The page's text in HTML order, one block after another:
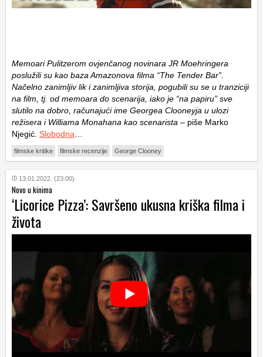
Memoari Pulitzerom ovjenčanog novinara JR Moehringera
poslužili su kao baza Amazonova filma “The Tender Bar”.
Načelno zanimljiv lik i zanimljiva storija, pogubili su se u tranziciji
na film, tj. od memoara do scenarija, iako je “na papiru” sve
slutilo na dobro, računajući ime Georgea Clooneyja u ulozi
režisera i Williama Monahana kao scenarista – piše Marko
Njegić. Slobodna
filmske kritike filmske recenzije George Clooney
13.01.2022. (23:00)
Novo u kinima
‘Licorice Pizza’: Savršeno ukusna kriška filma i
života